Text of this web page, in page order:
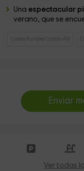
Una espectacular
verano, que se
Casas Rurales Cataluña
Enviar
Ver todas